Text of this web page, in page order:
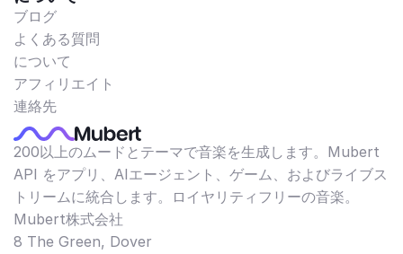
ブログ
よくある質問
について
アフィリエイト
連絡先
200以上のムードとテーマで音楽を生成します。Mubert
API をアプリ、AIエージェント、ゲーム、およびライブス
トリームに統合します。ロイヤリティフリーの音楽。
Mubert株式会社
8 The Green, Dover